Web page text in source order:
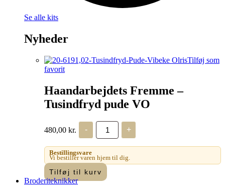
Se alle kits
Nyheder
Tilføj som
favorit
Haandarbejdets Fremme –
Tusindfryd pude VO
480,00 kr. -
Haandarbejdets
Fremme
-
Tusindfryd
pude
VO
antal
+
Bestillingsvare
Vi bestiller varen hjem til dig.
Tilføj til kurv
Broderiteknikker